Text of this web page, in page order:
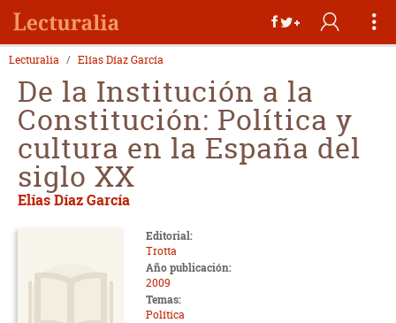
Lecturalia Elías Díaz García
De la Institución a la
Constitución: Política y
cultura en la España del
siglo XX
Elías Díaz García
Editorial:
Trotta
Año publicación:
2009
Temas:
Política